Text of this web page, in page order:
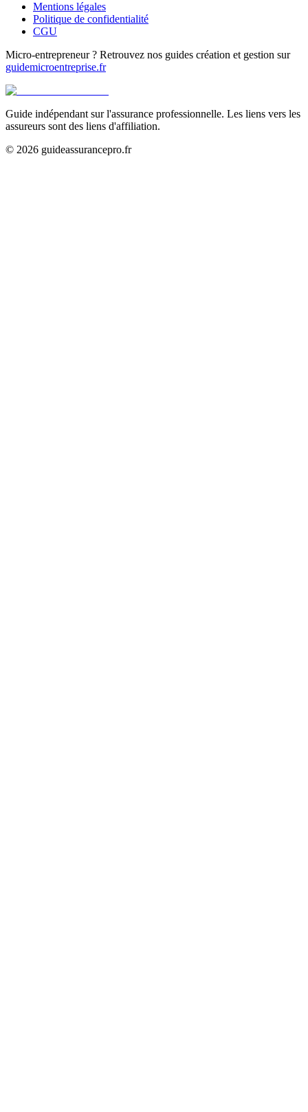
Mentions légales
Politique de confidentialité
CGU
Micro-entrepreneur ? Retrouvez nos guides création et gestion sur
guidemicroentreprise.fr
Guide indépendant sur l'assurance professionnelle. Les liens vers les
assureurs sont des liens d'affiliation.
© 2026 guideassurancepro.fr